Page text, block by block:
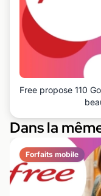
Free propose 110
Dans la
Forfaits mobile